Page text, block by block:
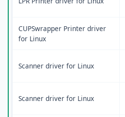
CUPSwrapper Printer driver
for Linux
Scanner driver for Linux
Scanner driver for Linux